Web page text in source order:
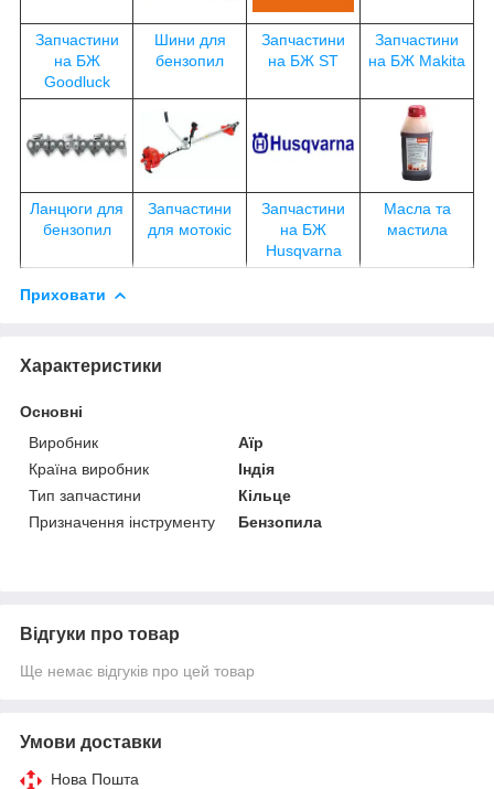
Запчастини
на БЖ
Goodluck
Шини для
бензопил
Запчастини
на БЖ ST
Запчастини
на БЖ Makita
Ланцюги для
бензопил
Запчастини
для мотокіс
Запчастини
на БЖ
Husqvarna
Масла та
мастила
Приховати
Характеристики
Основні
Виробник
Аїр
Країна виробник
Індія
Тип запчастини
Кільце
Призначення інструменту
Бензопила
Відгуки про товар
Ще немає відгуків про цей товар
Умови доставки
Нова Пошта